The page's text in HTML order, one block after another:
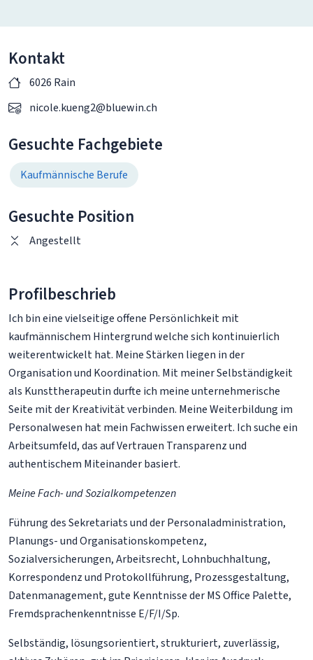
Kontakt
6026 Rain
nicole.kueng2@bluewin.ch
Gesuchte Fachgebiete
Kaufmännische Berufe
Gesuchte Position
Angestellt
Profilbeschrieb
Ich bin eine vielseitige offene Persönlichkeit mit
kaufmännischem Hintergrund welche sich kontinuierlich
weiterentwickelt hat. Meine Stärken liegen in der
Organisation und Koordination. Mit meiner Selbständigkeit
als Kunsttherapeutin durfte ich meine unternehmerische
Seite mit der Kreativität verbinden. Meine Weiterbildung im
Personalwesen hat mein Fachwissen erweitert. Ich suche ein
Arbeitsumfeld, das auf Vertrauen Transparenz und
authentischem Miteinander basiert.
Meine Fach- und Sozialkompetenzen
Führung des Sekretariats und der Personaladministration,
Planungs- und Organisationskompetenz,
Sozialversicherungen, Arbeitsrecht, Lohnbuchhaltung,
Korrespondenz und Protokollführung, Prozessgestaltung,
Datenmanagement, gute Kenntnisse der MS Office Palette,
Fremdsprachenkenntnisse E/F/I/Sp.
Selbständig, lösungsorientiert, strukturiert, zuverlässig,